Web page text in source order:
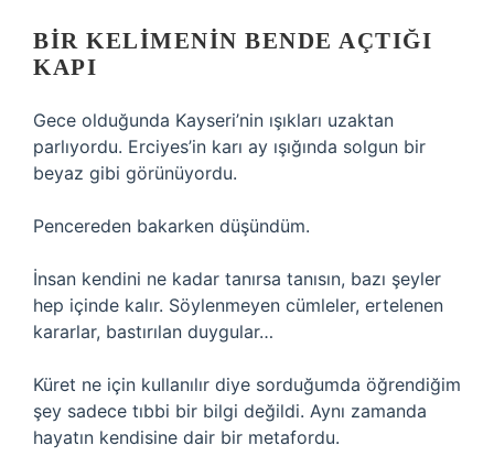
BIR KELIMENIN BENDE AÇTIĞI
KAPI
Gece olduğunda Kayseri’nin ışıkları uzaktan
parlıyordu. Erciyes’in karı ay ışığında solgun bir
beyaz gibi görünüyordu.
Pencereden bakarken düşündüm.
İnsan kendini ne kadar tanırsa tanısın, bazı şeyler
hep içinde kalır. Söylenmeyen cümleler, ertelenen
kararlar, bastırılan duygular…
Küret ne için kullanılır diye sorduğumda öğrendiğim
şey sadece tıbbi bir bilgi değildi. Aynı zamanda
hayatın kendisine dair bir metafordu.